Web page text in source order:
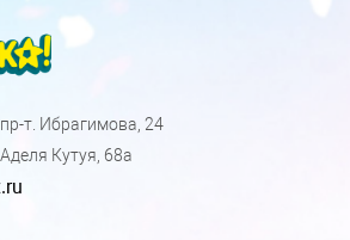
пр-т. Ибрагимова, 24
Аделя Кутуя, 68а